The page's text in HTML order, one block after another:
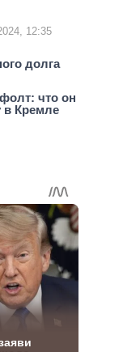
12:35
долга
что он
в Кремле